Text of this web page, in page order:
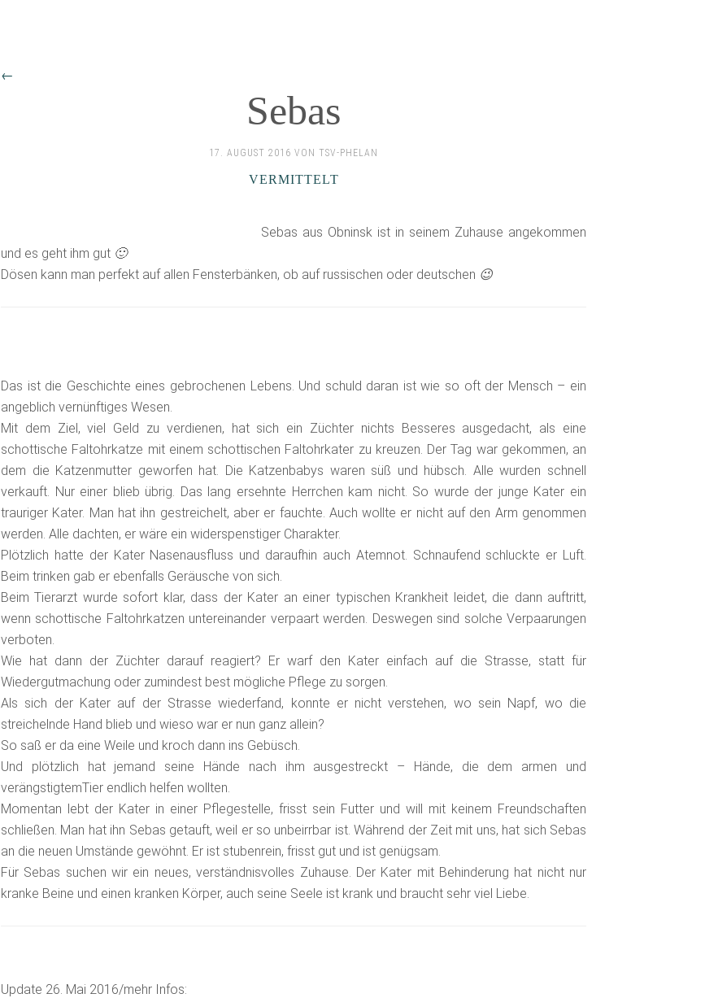
←
Sebas
17. AUGUST 2016 VON TSV-PHELAN
VERMITTELT
Sebas aus Obninsk ist in seinem Zuhause angekommen
und es geht ihm gut 🙂
Dösen kann man perfekt auf allen Fensterbänken, ob auf russischen oder deutschen 😉
Das ist die Geschichte eines gebrochenen Lebens. Und schuld daran ist wie so oft der Mensch – ein
angeblich vernünftiges Wesen.
Mit dem Ziel, viel Geld zu verdienen, hat sich ein Züchter nichts Besseres ausgedacht, als eine
schottische Faltohrkatze mit einem schottischen Faltohrkater zu kreuzen. Der Tag war gekommen, an
dem die Katzenmutter geworfen hat. Die Katzenbabys waren süß und hübsch. Alle wurden schnell
verkauft. Nur einer blieb übrig. Das lang ersehnte Herrchen kam nicht. So wurde der junge Kater ein
trauriger Kater. Man hat ihn gestreichelt, aber er fauchte. Auch wollte er nicht auf den Arm genommen
werden. Alle dachten, er wäre ein widerspenstiger Charakter.
Plötzlich hatte der Kater Nasenausfluss und daraufhin auch Atemnot. Schnaufend schluckte er Luft.
Beim trinken gab er ebenfalls Geräusche von sich.
Beim Tierarzt wurde sofort klar, dass der Kater an einer typischen Krankheit leidet, die dann auftritt,
wenn schottische Faltohrkatzen untereinander verpaart werden. Deswegen sind solche Verpaarungen
verboten.
Wie hat dann der Züchter darauf reagiert? Er warf den Kater einfach auf die Strasse, statt für
Wiedergutmachung oder zumindest best mögliche Pflege zu sorgen.
Als sich der Kater auf der Strasse wiederfand, konnte er nicht verstehen, wo sein Napf, wo die
streichelnde Hand blieb und wieso war er nun ganz allein?
So saß er da eine Weile und kroch dann ins Gebüsch.
Und plötzlich hat jemand seine Hände nach ihm ausgestreckt – Hände, die dem armen und
verängstigtemTier endlich helfen wollten.
Momentan lebt der Kater in einer Pflegestelle, frisst sein Futter und will mit keinem Freundschaften
schließen. Man hat ihn Sebas getauft, weil er so unbeirrbar ist. Während der Zeit mit uns, hat sich Sebas
an die neuen Umstände gewöhnt. Er ist stubenrein, frisst gut und ist genügsam.
Für Sebas suchen wir ein neues, verständnisvolles Zuhause. Der Kater mit Behinderung hat nicht nur
kranke Beine und einen kranken Körper, auch seine Seele ist krank und braucht sehr viel Liebe.
Update 26. Mai 2016/mehr Infos: